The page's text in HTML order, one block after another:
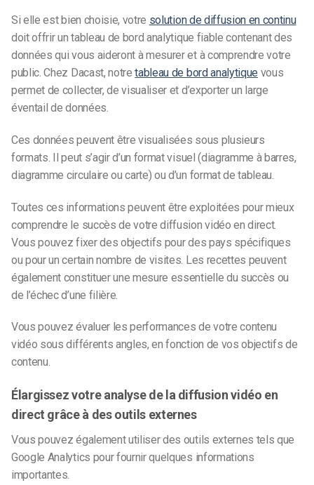
Si elle est bien choisie, votre solution de diffusion en continu
doit offrir un tableau de bord analytique fiable contenant des
données qui vous aideront à mesurer et à comprendre votre
public. Chez Dacast, notretableau de bord analytique vous
permet de collecter, de visualiser et d’exporter un large
éventail de données.
Ces données peuvent être visualisées sous plusieurs
formats. Il peut s’agir d’un format visuel (diagramme à barres,
diagramme circulaire ou carte) ou d’un format de tableau.
Toutes ces informations peuvent être exploitées pour mieux
comprendre le succès de votre diffusion vidéo en direct.
Vous pouvez fixer des objectifs pour des pays spécifiques
ou pour un certain nombre de visites. Les recettes peuvent
également constituer une mesure essentielle du succès ou
de l’échec d’une filière.
Vous pouvez évaluer les performances de votre contenu
vidéo sous différents angles, en fonction de vos objectifs de
contenu.
Élargissez votre analyse de la diffusion vidéo en
direct grâce à des outils externes
Vous pouvez également utiliser des outils externes tels que
Google Analytics pour fournir quelques informations
importantes.